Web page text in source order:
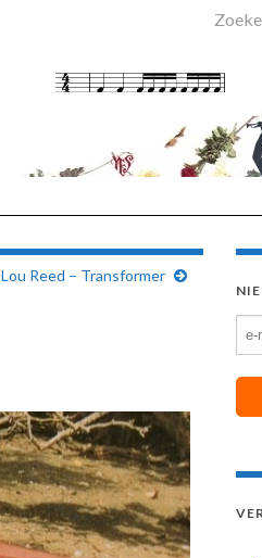
Search
Lou Reed – Transformer